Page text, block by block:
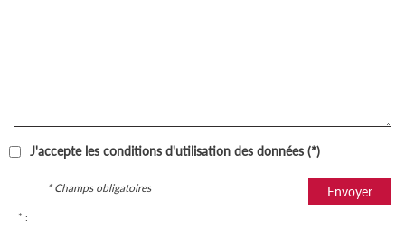
J'accepte les conditions d'utilisation des données (*)
Envoyer
* Champs obligatoires
* :